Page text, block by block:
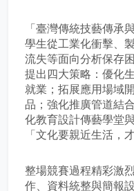
「臺灣傳統技藝傳承
學生從工業化衝擊、
流失等面向分析保存
提出四大策略：優化
就業；拓展應用場域
品；強化推廣管道結
化教育設計傳藝學堂
「文化要親近生活，
整場競賽過程精彩激
作、資料統整與簡報